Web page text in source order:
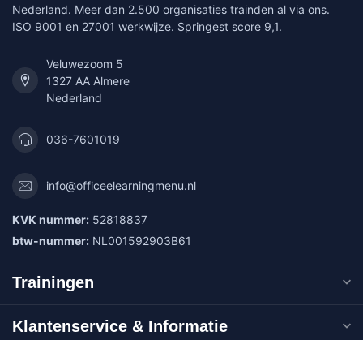
Nederland. Meer dan 2.500 organisaties trainden al via ons.
ISO 9001 en 27001 werkwijze. Springest score 9,1.
Veluwezoom 5
1327 AA Almere
Nederland
036-7601019
info@officeelearningmenu.nl
KVK nummer: 52818837
btw-nummer: NL001592903B61
Trainingen
Klantenservice & Informatie